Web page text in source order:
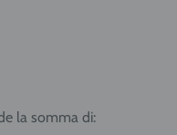
la somma di: